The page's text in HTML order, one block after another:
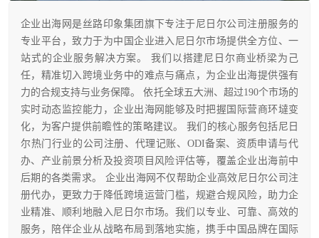
企业出海网是丝路印象集团旗下专注于尼日尔公司注册服务的
专业平台，致力于为中国企业进入尼日尔市场提供全方位、一
站式的企业服务解决方案。 我们以搭建尼日尔商业桥梁为己
任，精准切入跨境业务中的难点与痛点，为企业出海提供强有
力的合规支持与业务保障。 依托全球五大洲、超过190个市场的
实时动态监控能力，企业出海网能够及时把握国际营商环墶变
化，为客户提供前瞻性的策略建议。 我们的核心服务包括尼日
尔热门行业的公司注册、代理记账、ODI备案、资质申请与代
办、产业前景分析及投资项目风险评估等，覆盖企业出海前中
后期的各类需求。 企业出海网不仅帮助企业高效尼日尔公司注
册代办，更致力于降低跨境运营门槛，规避合规风险，助力企
业精准、顺利地融入尼日尔市场。我们以专业、可靠、高效的
服务，陪伴企业从战略布局到落地实施，携手中国品牌在国际